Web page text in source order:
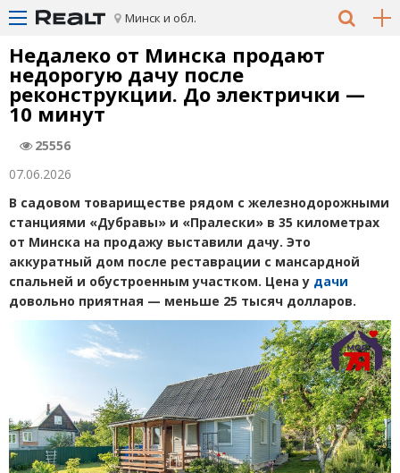
Минск и обл.
Недалеко от Минска продают
недорогую дачу после
реконструкции. До электрички —
10 минут
25556
07.06.2026
В садовом товариществе рядом с железнодорожными
станциями «Дубравы» и «Пралески» в 35 километрах
от Минска на продажу выставили дачу. Это
аккуратный дом после реставрации с мансардной
спальней и обустроенным участком. Цена у дачи
довольно приятная — меньше 25 тысяч долларов.